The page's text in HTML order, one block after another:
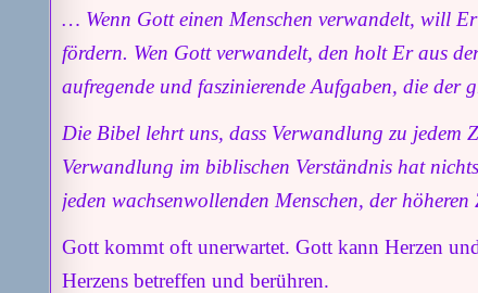
… Wenn Gott einen Menschen verwandelt, will
fördern. Wen Gott verwandelt, den holt Er aus
aufregende und faszinierende Aufgaben, die der
Die Bibel lehrt uns, dass Verwandlung zu jedem
Verwandlung im biblischen Verständnis hat
jeden wachsenwollenden Menschen, der
Gott kommt oft unerwartet. Gott kann Herzen
Herzens betreffen und berühren.